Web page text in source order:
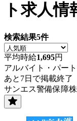
ト求人情
検索結果5件
平均時給1,695円
アルバイト・パート
あと7日で掲載終了
サンエス警備保障